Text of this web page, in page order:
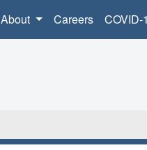
About Careers COVID-